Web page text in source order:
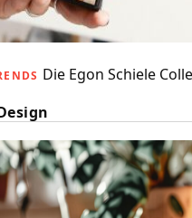
Die Egon Schiele